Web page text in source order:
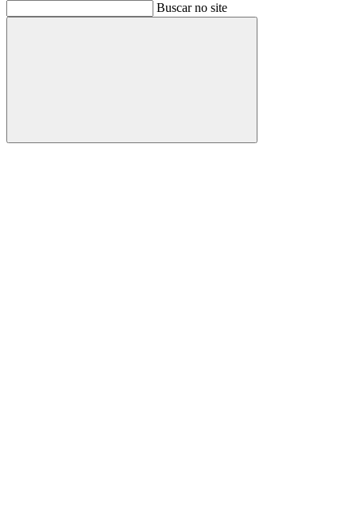
Buscar no site
Buscar